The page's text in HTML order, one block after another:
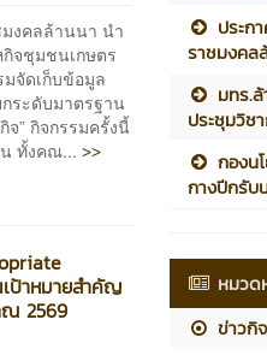
งคลล้านนา นำ
จชุมชนเกษตร
มจัดเก็บข้อมูล
ระดับมาตรฐาน
” กิจกรรมครั้งนี้
น ทั้งคณ...>>
ป้าหมายสำคัญ
ณ 2569
ประก
ราชมงคล
มทร.
ประชุมวิช
กองน
กางปีกรับ
หมวด
ข่าวกิ